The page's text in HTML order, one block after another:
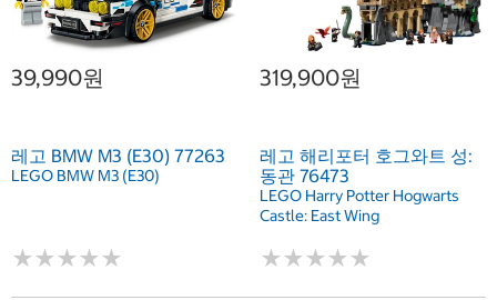
39,990원
레고 BMW M3 (E30) 77263
LEGO BMW M3 (E30)
★★★★★
★★★★★
319,900원
레고 해리포터 호그와트 성:
동관 76473
LEGO Harry Potter Hogwarts
Castle: East Wing
★★★★★
★★★★★